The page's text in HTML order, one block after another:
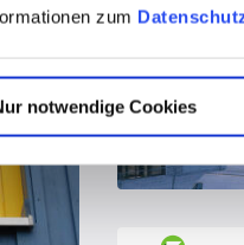
zum
notwendige Cookies